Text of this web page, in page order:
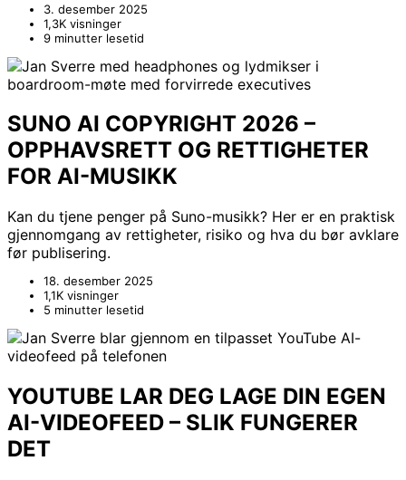
3. desember 2025
1,3K visninger
9 minutter lesetid
SUNO AI COPYRIGHT 2026 –
OPPHAVSRETT OG RETTIGHETER
FOR AI-MUSIKK
Kan du tjene penger på Suno-musikk? Her er en praktisk
gjennomgang av rettigheter, risiko og hva du bør avklare
før publisering.
18. desember 2025
1,1K visninger
5 minutter lesetid
YOUTUBE LAR DEG LAGE DIN EGEN
AI-VIDEOFEED – SLIK FUNGERER
DET